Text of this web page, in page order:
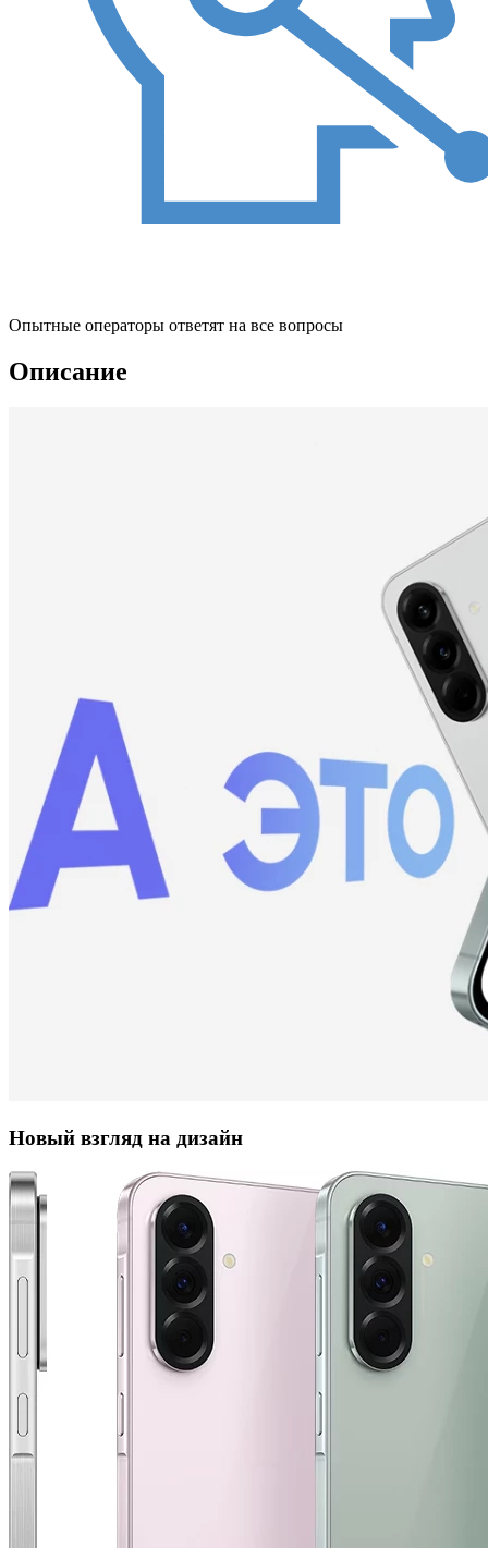
Опытные операторы ответят на все вопросы
Описание
Новый взгляд на дизайн